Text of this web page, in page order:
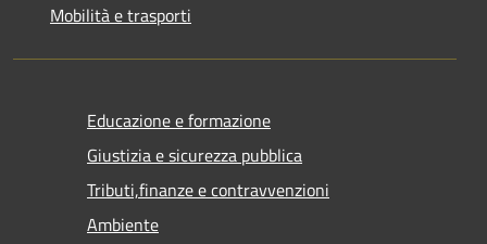
Mobilità e trasporti
Educazione e formazione
Giustizia e sicurezza pubblica
Tributi,finanze e contravvenzioni
Ambiente